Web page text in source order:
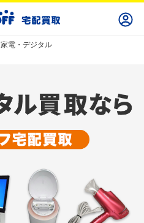
家電・デジタル